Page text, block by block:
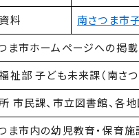
料
南さつま市
ま市ホームページへの掲載
祉部 子ども未来課（南さ
市民課、市立図書館、各
ま市内の幼児教育・保育